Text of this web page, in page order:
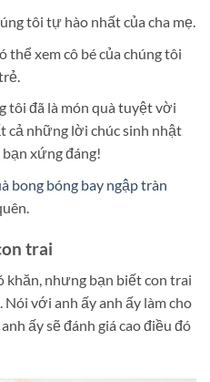
tôi tự hào nhất của cha mẹ.
xem cô bé của chúng tôi
tôi đã là món quà tuyệt vời
cả những lời chúc sinh nhật
xứng đáng!
bong bóng bay ngập tràn
trai
khăn, nhưng bạn biết con trai
với anh ấy anh ấy làm cho
ấy sẽ đánh giá cao điều đó